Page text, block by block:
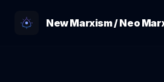
New Marxism / Neo